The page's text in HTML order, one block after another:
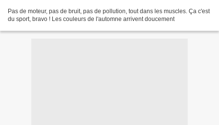
Pas de moteur, pas de bruit, pas de pollution, tout dans les muscles. Ça c'est
du sport, bravo ! Les couleurs de l'automne arrivent doucement